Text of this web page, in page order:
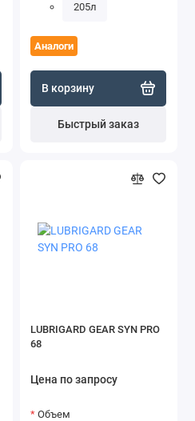
Аналоги
205л
В корзину
Быстрый заказ
LUBRIGARD GEAR SYN PRO
68
Цена по запросу
Объем